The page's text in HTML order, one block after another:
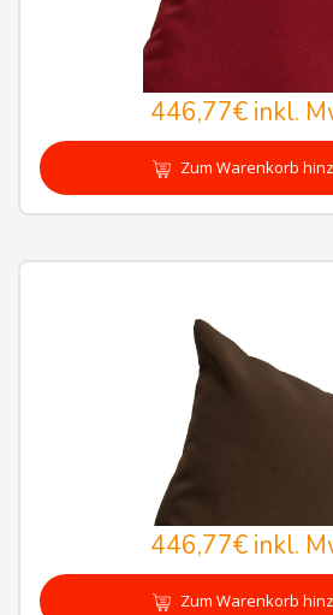
446,77€inkl.
Zum Warenkorb
446,77€inkl.
Zum Warenkorb